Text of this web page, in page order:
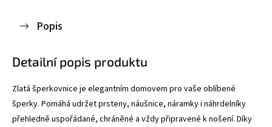
Popis
Detailní popis produktu
Zlatá šperkovnice je elegantním domovem pro vaše oblíbené
šperky. Pomáhá udržet prsteny, náušnice, náramky i náhrdelníky
přehledně uspořádané, chráněné a vždy připravené k nošení. Díky